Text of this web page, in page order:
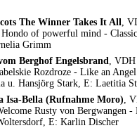
The Winner Takes It All,
of powerful mind -
Grimm
Berghof Engelsbrand, VDH
Rozdroze - Like an
u. Hansjörg Stark, E: Laetitia
Isa-Bella (Rufnahme Moro),
Rusty von Bergwangen
E: Karlin Discher